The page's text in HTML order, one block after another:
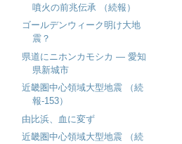
噴火の前兆伝承 （続報）
ゴールデンウィーク明け大地
震？
県道にニホンカモシカ ― 愛知
県新城市
近畿圏中心領域大型地震 （続
報-153）
由比浜、血に変ず
近畿圏中心領域大型地震 （続